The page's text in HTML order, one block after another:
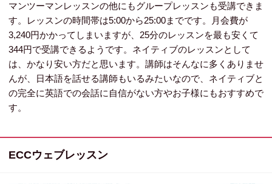
マンツーマンレッスンの他にもグループレッスンも受講できま
す。レッスンの時間帯は5:00から25:00までです。月会費が
3,240円かかってしまいますが、25分のレッスンを最も安くて
344円で受講できるようです。ネイティブのレッスンとして
は、かなり安い方だと思います。講師はそんなに多くありませ
んが、日本語を話せる講師もいるみたいなので、ネイティブと
の完全に英語での会話に自信がない方やお子様にもおすすめで
す。
ECCウェブレッスン